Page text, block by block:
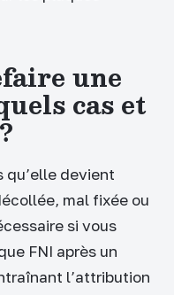
une
cas et
qu’elle devient
mal fixée ou
si vous
FNI après un
l’attribution